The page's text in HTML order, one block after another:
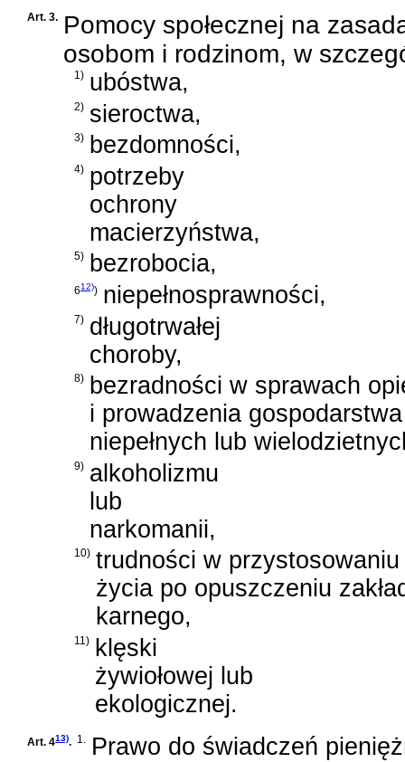
Art. 3. Pomocy społecznej na
osobom i rodzinom, w
1) ubóstwa,
2) sieroctwa,
3) bezdomności,
4) potrzeby
ochrony
macierzyństwa,
5) bezrobocia,
612)) niepełnosprawności,
7) długotrwałej
choroby,
8)
bezradności w sprawach
i prowadzenia
niepełnych lub
9) alkoholizmu
lub
narkomanii,
10) trudności w przystosowaniu
życia po opuszczeniu
karnego,
11)
klęski
żywiołowej lub
ekologicznej.
Art. 413). 1.
Prawo do świadczeń